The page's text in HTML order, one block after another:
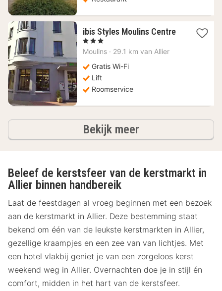
ibis Styles Moulins Centre1
, 3 Sterren
Moulins · 29.1 km van Allier
Gratis Wi-Fi
Lift
Roomservice
Bekijk meerhotels
Beleef de kerstsfeer van de kerstmarkt in
Allier binnen handbereik
Laat de feestdagen al vroeg beginnen met een bezoek
aan de kerstmarkt in Allier. Deze bestemming staat
bekend om één van de leukste kerstmarkten in Allier,
gezellige kraampjes en een zee van van lichtjes. Met
een hotel vlakbij geniet je van een zorgeloos kerst
weekend weg in Allier. Overnachten doe je in stijl én
comfort, midden in het hart van de kerstsfeer.